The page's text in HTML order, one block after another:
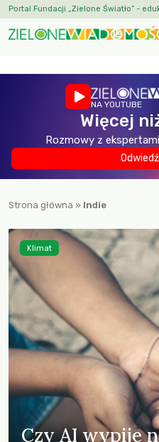
Portal Fundacji „Zielone Światło” -
NA YOUTUBE
Więcej
Rozmowy z
Strona główna » Indie
Czy AI wypije
Klimat